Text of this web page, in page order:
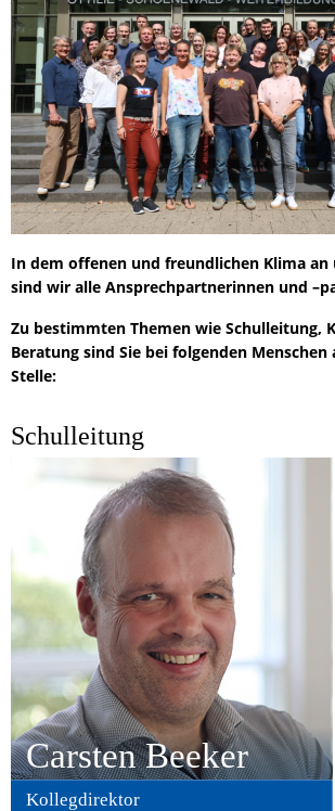
In dem offenen und freundlichen Klima an
sind wir alle Ansprechpartnerinnen und
Zu bestimmten Themen wie Schulleitung,
Beratung sind Sie bei folgenden
Stelle:
Schulleitung
Carsten Beeker
Kollegdirektor